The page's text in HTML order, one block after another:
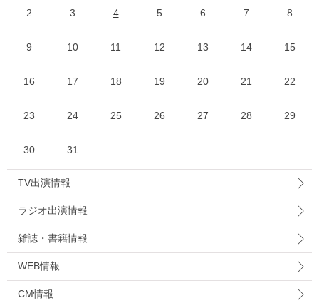
2 3 4 5 6 7 8
9 10 11 12 13 14 15
16 17 18 19 20 21 22
23 24 25 26 27 28 29
30 31
TV出演情報
ラジオ出演情報
雑誌・書籍情報
WEB情報
CM情報